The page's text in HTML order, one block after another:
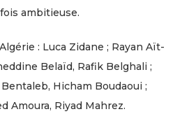
ambitieuse.
: Luca Zidane ; Rayan Aït-
Belaïd, Rafik Belghali ;
Hicham Boudaoui ;
Amoura, Riyad Mahrez.